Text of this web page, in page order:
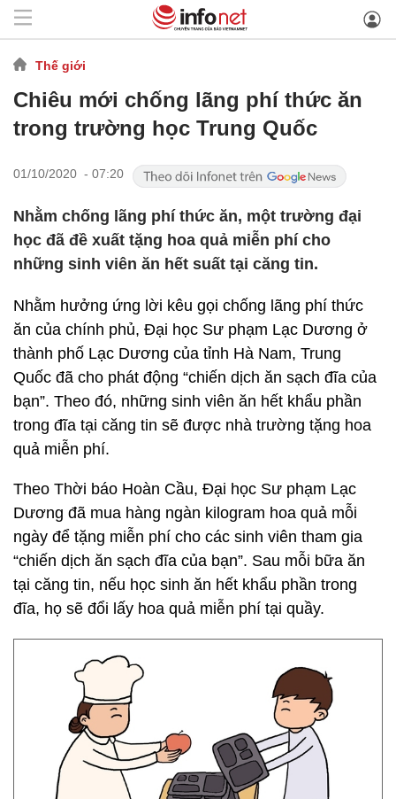
Thế giới
Chiêu mới chống lãng phí thức ăn
trong trường học Trung Quốc
01/10/2020 - 07:20
Nhằm chống lãng phí thức ăn, một trường đại
học đã đề xuất tặng hoa quả miễn phí cho
những sinh viên ăn hết suất tại căng tin.
Nhằm hưởng ứng lời kêu gọi chống lãng phí thức
ăn của chính phủ, Đại học Sư phạm Lạc Dương ở
thành phố Lạc Dương của tỉnh Hà Nam, Trung
Quốc đã cho phát động “chiến dịch ăn sạch đĩa của
bạn”. Theo đó, những sinh viên ăn hết khẩu phần
trong đĩa tại căng tin sẽ được nhà trường tặng hoa
quả miễn phí.
Theo Thời báo Hoàn Cầu, Đại học Sư phạm Lạc
Dương đã mua hàng ngàn kilogram hoa quả mỗi
ngày để tặng miễn phí cho các sinh viên tham gia
“chiến dịch ăn sạch đĩa của bạn”. Sau mỗi bữa ăn
tại căng tin, nếu học sinh ăn hết khẩu phần trong
đĩa, họ sẽ đổi lấy hoa quả miễn phí tại quầy.